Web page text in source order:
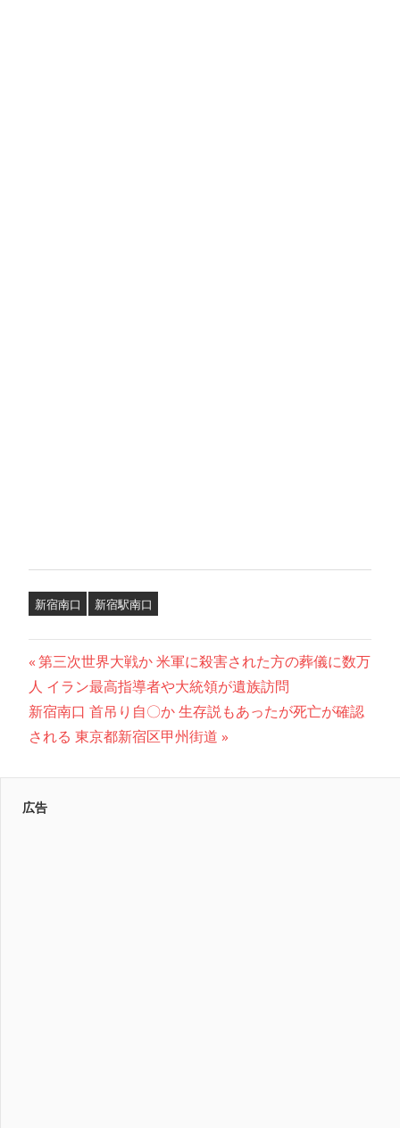
新宿南口 新宿駅南口
投
稿
ナ
ビ
ゲ
前
の
記
事:
第三次世界大戦か 米軍に殺害された方の葬儀に数万
人 イラン最高指導者や大統領が遺族訪問
次
の
新宿南口 首吊り自〇か 生存説もあったが死亡が確認
される 東京都新宿区甲州街道
広告